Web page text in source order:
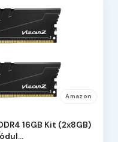
Amazon
16GB Kit (2x8GB)